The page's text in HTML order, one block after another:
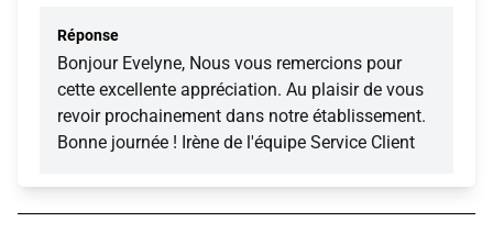
Réponse
Bonjour Evelyne, Nous vous remercions pour
cette excellente appréciation. Au plaisir de vous
revoir prochainement dans notre établissement.
Bonne journée ! Irène de l'équipe Service Client